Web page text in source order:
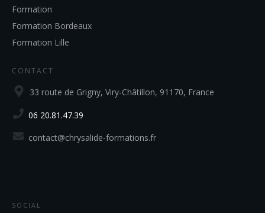
Formation
Formation Bordeaux
Formation Lille
CONTACT
33 route de Grigny, Viry-Châtillon, 91170, France
06 20.81.47.39
contact@chrysalide-formations.fr
SOCIAL